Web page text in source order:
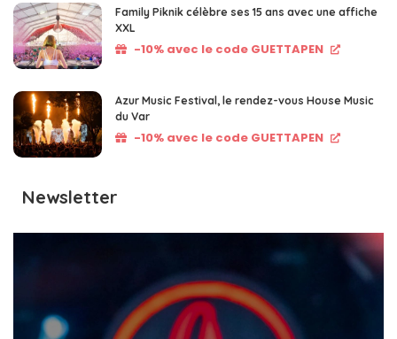
Family Piknik célèbre ses 15 ans avec une affiche
XXL
-10% avec le code GUETTAPEN
Azur Music Festival, le rendez-vous House Music
du Var
-10% avec le code GUETTAPEN
Newsletter